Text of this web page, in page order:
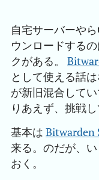
自宅サーバーや
ウンロードする
クがある。
として使える話
が新旧混合して
りあえず、挑戦し
基本は Bitwarden
来る。のだが、
おく。